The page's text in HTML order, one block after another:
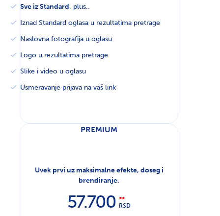
Sve iz Standard, plus..
Iznad Standard oglasa u rezultatima pretrage
Naslovna fotografija u oglasu
Logo u rezultatima pretrage
Slike i video u oglasu
Usmeravanje prijava na vaš link
PREMIUM
Uvek prvi uz maksimalne efekte, doseg i
brendiranje.
57.700 RSD